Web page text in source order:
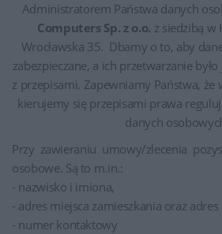
Administratorem Państwa danych
Computers Sp. z o.o. z siedzibą w
Wrocławska 35. Dbamy o to, aby
zabezpieczane, a ich przetwarzanie
z przepisami. Zapewniamy Państwa,
kierujemy się przepisami prawa
danych
Przy zawieraniu umowy/zlecenia
osobowe. Są to m.in.:
- nazwisko i imiona,
- adres miejsca zamieszkania oraz
- numer kontaktowy